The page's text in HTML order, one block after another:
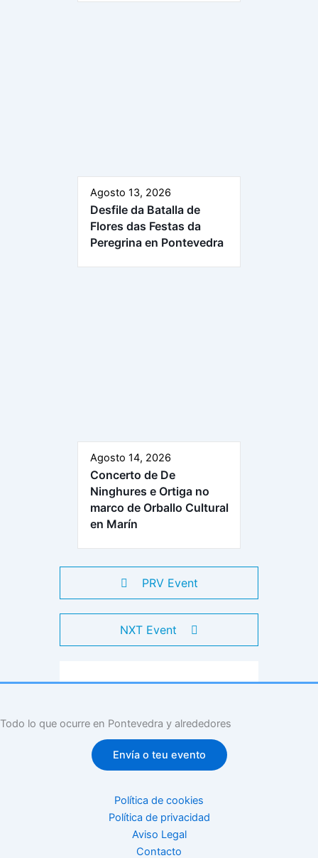
Agosto 13, 2026
Desfile da Batalla de
Flores das Festas da
Peregrina en Pontevedra
Agosto 14, 2026
Concerto de De
Ninghures e Ortiga no
marco de Orballo Cultural
en Marín
PRV Event
NXT Event
Todo lo que ocurre en Pontevedra y alrededores
Envía o teu evento
Política de cookies
Política de privacidad
Aviso Legal
Contacto